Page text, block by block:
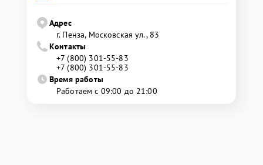
Адрес
г. Пенза, Московская ул., 83
Контакты
+7 (800) 301-55-83
+7 (800) 301-55-83
Время работы
Работаем с 09:00 до 21:00